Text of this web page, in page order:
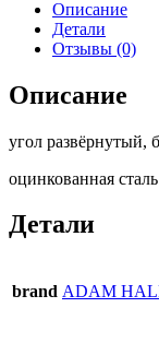
Описание
Детали
Отзывы (0)
Описание
угол развёрнутый,
оцинкованная
Детали
brand ADAM